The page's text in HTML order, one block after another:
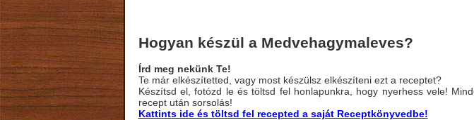
Hogyan készül a Medvehagymaleves?
Írd meg nekünk Te!
Te már elkészítetted, vagy most készülsz elkészíteni ezt a receptet?
Készítsd el, fotózd le és töltsd fel honlapunkra, hogy nyerhess vele!
recept után sorsolás!
Kattints ide és töltsd fel recepted a saját Receptkönyvedbe!